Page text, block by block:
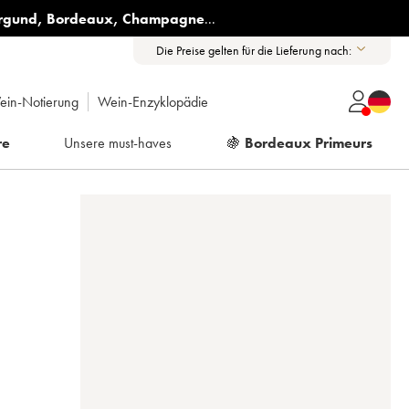
, Bordeaux, Champagne...
Die Preise gelten für die Lieferung nach:
Notierung Wein-Enzyklopädie
Unsere must-haves 🍇 Bordeaux Primeurs